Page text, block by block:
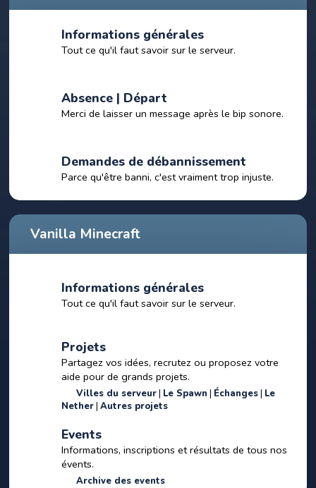
Informations générales
Tout ce qu'il faut savoir sur le serveur.
Absence | Départ
Merci de laisser un message après le bip sonore.
Demandes de débannissement
Parce qu'être banni, c'est vraiment trop injuste.
Vanilla Minecraft
Informations générales
Tout ce qu'il faut savoir sur le serveur.
Projets
Partagez vos idées, recrutez ou proposez votre
aide pour de grands projets.
Villes du serveur Le Spawn Échanges Le
Nether Autres projets
Events
Informations, inscriptions et résultats de tous nos
évents.
Archive des events